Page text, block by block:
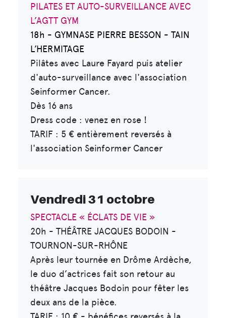
PILATES ET AUTO-SURVEILLANCE AVEC
L’AGTT GYM
18h - GYMNASE PIERRE BESSON - TAIN
L’HERMITAGE
Pilâtes avec Laure Fayard puis atelier
d'auto-surveillance avec l'association
Seinformer Cancer.
Dès 16 ans
Dress code : venez en rose !
TARIF : 5 € entièrement reversés à
l'association Seinformer Cancer
Vendredi 31 octobre
SPECTACLE « ÉCLATS DE VIE »
20h - THÉÂTRE JACQUES BODOIN -
TOURNON-SUR-RHÔNE
Après leur tournée en Drôme Ardèche,
le duo d’actrices fait son retour au
théâtre Jacques Bodoin pour fêter les
deux ans de la pièce.